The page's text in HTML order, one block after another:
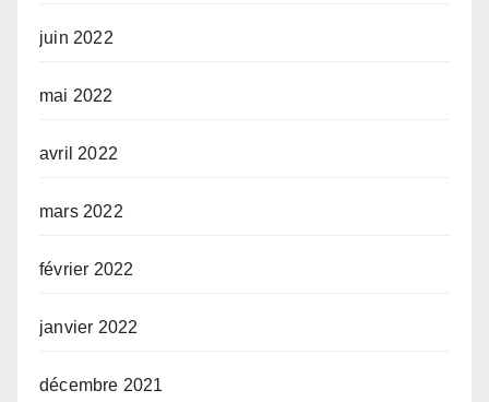
juin 2022
mai 2022
avril 2022
mars 2022
février 2022
janvier 2022
décembre 2021